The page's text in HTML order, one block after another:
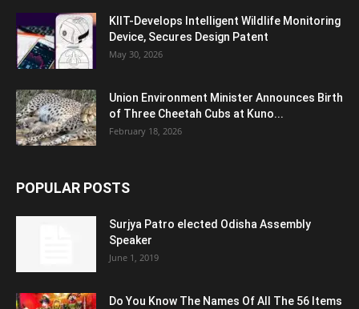
KIIT-Develops Intelligent Wildlife Monitoring
Device, Secures Design Patent
May 30, 2026
Union Environment Minister Announces Birth
of Three Cheetah Cubs at Kuno...
February 18, 2026
POPULAR POSTS
Surjya Patro elected Odisha Assembly
Speaker
June 1, 2019
Do You Know The Names Of All The 56 Items